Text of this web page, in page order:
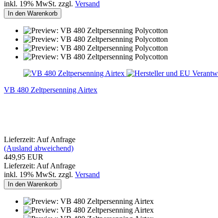
inkl. 19% MwSt. zzgl. Versand
In den Warenkorb
VB 480 Zeltpersenning Airtex
Lieferzeit: Auf Anfrage
(Ausland abweichend)
449,95 EUR
Lieferzeit: Auf Anfrage
inkl. 19% MwSt. zzgl. Versand
In den Warenkorb